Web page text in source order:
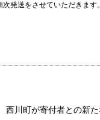
次発送をさせていただきま
川町が寄付者との新